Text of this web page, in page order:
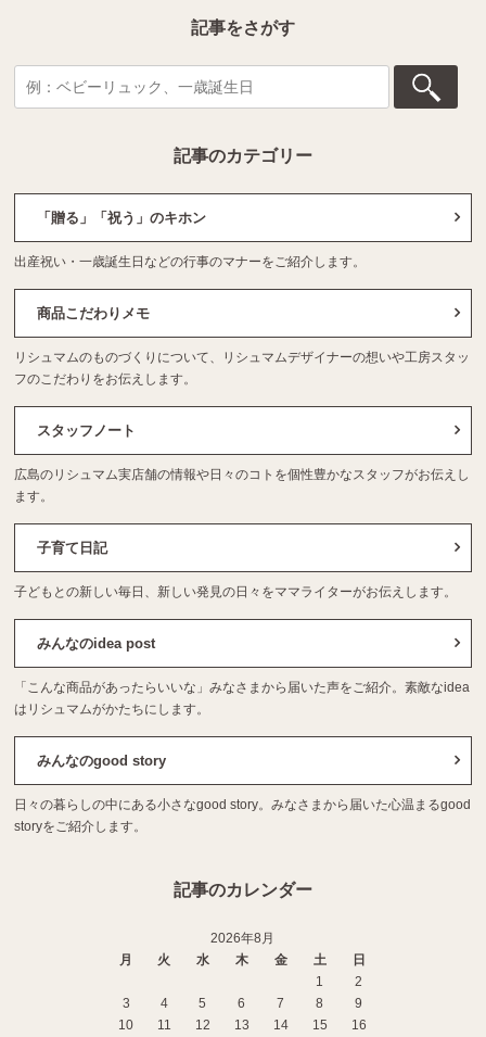
記事をさがす
記事のカテゴリー
「贈る」「祝う」のキホン
出産祝い・一歳誕生日などの行事のマナーをご紹介します。
商品こだわりメモ
リシュマムのものづくりについて、リシュマムデザイナーの想いや工房スタッ
フのこだわりをお伝えします。
スタッフノート
広島のリシュマム実店舗の情報や日々のコトを個性豊かなスタッフがお伝えし
ます。
子育て日記
子どもとの新しい毎日、新しい発見の日々をママライターがお伝えします。
みんなのidea post
「こんな商品があったらいいな」みなさまから届いた声をご紹介。素敵なidea
はリシュマムがかたちにします。
みんなのgood story
日々の暮らしの中にある小さなgood story。みなさまから届いた心温まるgood
storyをご紹介します。
記事のカレンダー
2026年8月
月
火 水 木 金 土 日
1
2
3
4 5 6 7 8
9
10
11 12 13 14 15
16